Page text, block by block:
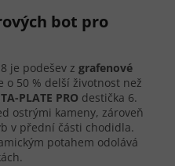
bot pro
je podešev z grafenové
o 50 % delší životnost než
PLATE PRO destička 6.
ostrými kameny, zároveň
v přední části chodidla.
potahem odolává